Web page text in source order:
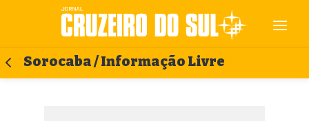
Sorocaba / Informação Livre